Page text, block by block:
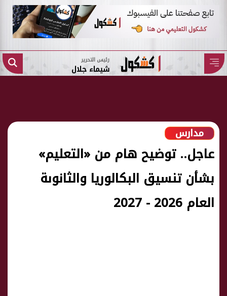
رئيس التحرير
شيماء جلال
مدارس
عاجل.. توضيح هام من «التعليم»
بشأن تنسيق البكالوريا والثانوىة
العام 2026 - 2027